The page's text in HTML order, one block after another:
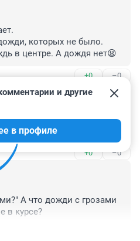
которых не было.
в центре. А дождя нет😫
+0 –0
какой то!
них все это происходит.
+0 –0
и другие
в профиле
А что дожди с грозами
в курсе?